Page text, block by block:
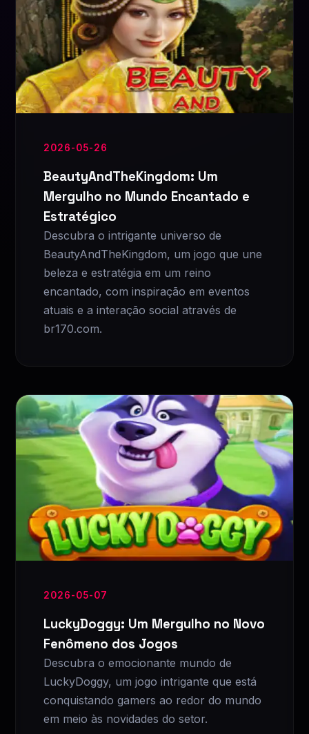
2026-05-26
BeautyAndTheKingdom: Um
Mergulho no Mundo Encantado e
Estratégico
Descubra o intrigante universo de
BeautyAndTheKingdom, um jogo que une
beleza e estratégia em um reino
encantado, com inspiração em eventos
atuais e a interação social através de
br170.com.
2026-05-07
LuckyDoggy: Um Mergulho no Novo
Fenômeno dos Jogos
Descubra o emocionante mundo de
LuckyDoggy, um jogo intrigante que está
conquistando gamers ao redor do mundo
em meio às novidades do setor.